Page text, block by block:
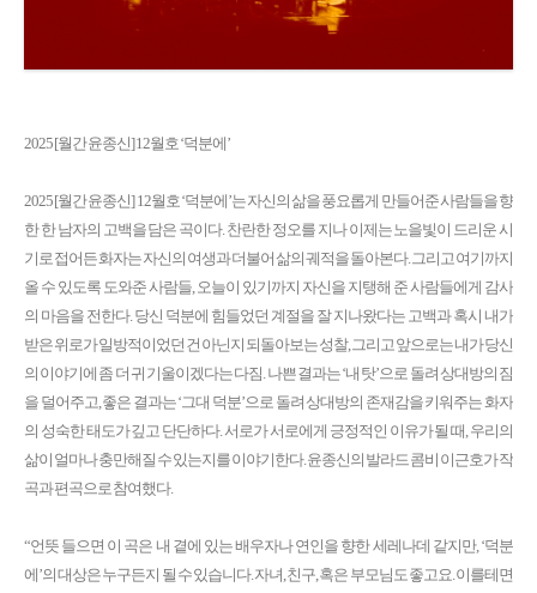
2025 [월간 윤종신] 12월호 ‘덕분에’
2025 [월간 윤종신] 12월호 ‘덕분에’는 자신의 삶을 풍요롭게 만들어준 사람들을 향
한 한 남자의 고백을 담은 곡이다. 찬란한 정오를 지나 이제는 노을빛이 드리운 시
기로 접어든 화자는 자신의 여생과 더불어 삶의 궤적을 돌아본다. 그리고 여기까지
올 수 있도록 도와준 사람들, 오늘이 있기까지 자신을 지탱해 준 사람들에게 감사
의 마음을 전한다. 당신 덕분에 힘들었던 계절을 잘 지나왔다는 고백과 혹시 내가
받은 위로가 일방적이었던 건 아닌지 되돌아보는 성찰, 그리고 앞으로는 내가 당신
의 이야기에 좀 더 귀 기울이겠다는 다짐. 나쁜 결과는 ‘내 탓’으로 돌려 상대방의 짐
을 덜어주고, 좋은 결과는 ‘그대 덕분’으로 돌려 상대방의 존재감을 키워주는 화자
의 성숙한 태도가 깊고 단단하다. 서로가 서로에게 긍정적인 이유가 될 때, 우리의
삶이 얼마나 충만해질 수 있는지를 이야기한다. 윤종신의 발라드 콤비 이근호가 작
곡과 편곡으로 참여했다.
“언뜻 들으면 이 곡은 내 곁에 있는 배우자나 연인을 향한 세레나데 같지만, ‘덕분
에’의 대상은 누구든지 될 수 있습니다. 자녀, 친구, 혹은 부모님도 좋고요. 이를테면